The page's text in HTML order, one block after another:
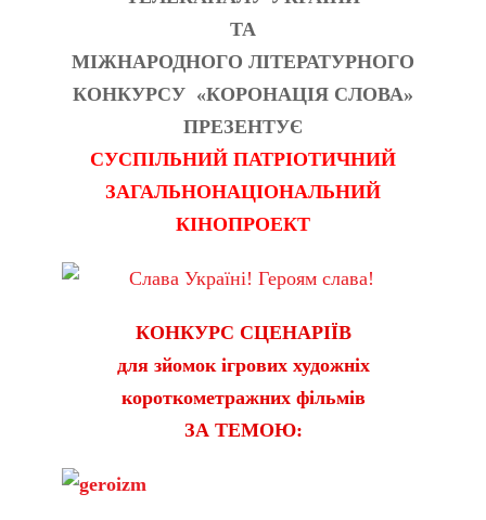
ТА
МІЖНАРОДНОГО ЛІТЕРАТУРНОГО
КОНКУРСУ «КОРОНАЦІЯ СЛОВА»
ПРЕЗЕНТУЄ
СУСПІЛЬНИЙ ПАТРІОТИЧНИЙ
ЗАГАЛЬНОНАЦІОНАЛЬНИЙ
КІНОПРОЕКТ
КОНКУРС СЦЕНАРІЇВ
для зйомок ігрових художніх
короткометражних фільмів
ЗА ТЕМОЮ: